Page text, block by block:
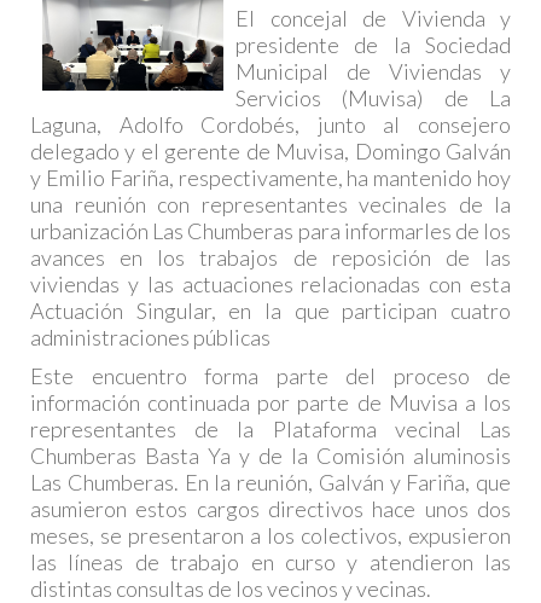
El concejal de Vivienda y
presidente de la Sociedad
Municipal de Viviendas y
Servicios (Muvisa) de La
Laguna, Adolfo Cordobés, junto al consejero
delegado y el gerente de Muvisa, Domingo Galván
y Emilio Fariña, respectivamente, ha mantenido hoy
una reunión con representantes vecinales de la
urbanización Las Chumberas para informarles de los
avances en los trabajos de reposición de las
viviendas y las actuaciones relacionadas con esta
Actuación Singular, en la que participan cuatro
administraciones públicas
Este encuentro forma parte del proceso de
información continuada por parte de Muvisa a los
representantes de la Plataforma vecinal Las
Chumberas Basta Ya y de la Comisión aluminosis
Las Chumberas. En la reunión, Galván y Fariña, que
asumieron estos cargos directivos hace unos dos
meses, se presentaron a los colectivos, expusieron
las líneas de trabajo en curso y atendieron las
distintas consultas de los vecinos y vecinas.